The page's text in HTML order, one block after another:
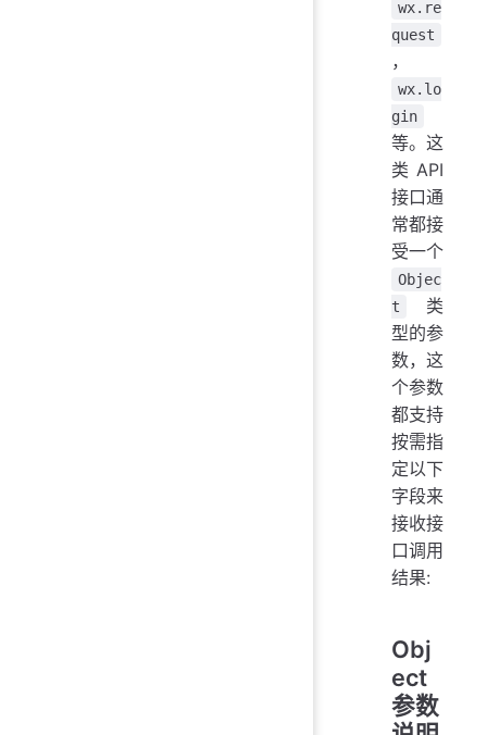
wx.re
quest
，
wx.lo
gin
等。这
类 API
接口通
常都接
受一个
Objec
t
类
型的参
数，这
个参数
都支持
按需指
定以下
字段来
接收接
口调用
结果:
Obj
ect
参数